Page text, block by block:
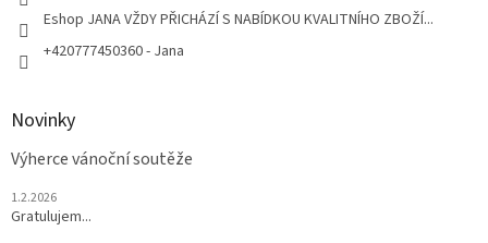
Eshop JANA VŽDY PŘICHÁZÍ S NABÍDKOU KVALITNÍHO ZBOŽÍ...
+420777450360 - Jana
Novinky
Výherce vánoční soutěže
1.2.2026
Gratulujem...